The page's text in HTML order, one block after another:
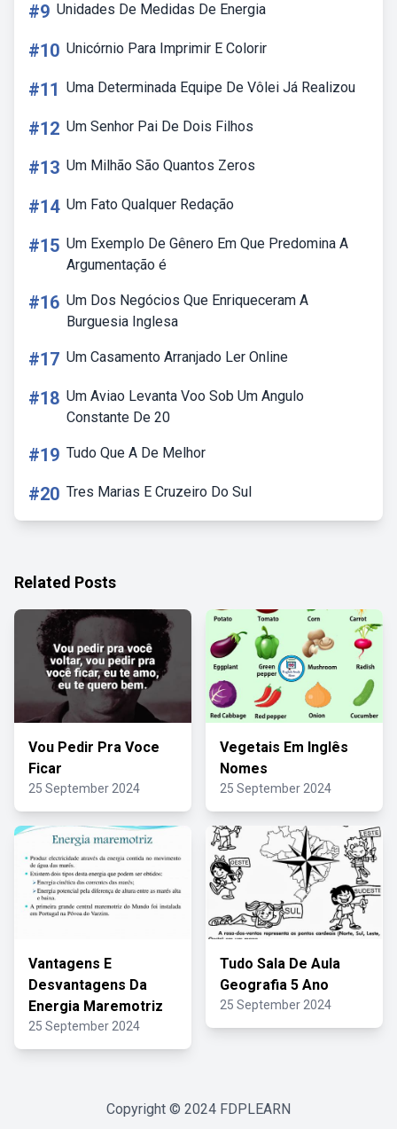
#9 Unidades De Medidas De Energia
#10 Unicórnio Para Imprimir E Colorir
#11 Uma Determinada Equipe De Vôlei Já Realizou
#12 Um Senhor Pai De Dois Filhos
#13 Um Milhão São Quantos Zeros
#14 Um Fato Qualquer Redação
#15 Um Exemplo De Gênero Em Que Predomina A
Argumentação é
#16 Um Dos Negócios Que Enriqueceram A
Burguesia Inglesa
#17 Um Casamento Arranjado Ler Online
#18 Um Aviao Levanta Voo Sob Um Angulo
Constante De 20
#19 Tudo Que A De Melhor
#20 Tres Marias E Cruzeiro Do Sul
Related Posts
Vou Pedir Pra Voce
Ficar
25 September 2024
Vegetais Em Inglês
Nomes
25 September 2024
Vantagens E
Desvantagens Da
Energia Maremotriz
25 September 2024
Tudo Sala De Aula
Geografia 5 Ano
25 September 2024
Copyright © 2024 FDPLEARN